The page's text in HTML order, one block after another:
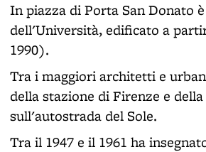
In piazza di Porta San Donato
dell'Università, edificato a
1990).
Tra i maggiori architetti e
della stazione di Firenze e
sull'autostrada del Sole.
Tra il 1947 e il 1961 ha